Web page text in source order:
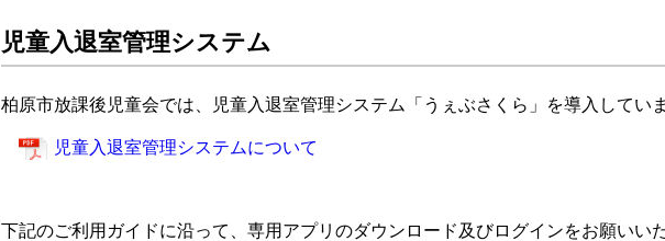
児童入退室管理システム
柏原市放課後児童会では、児童入退室管理システム「うぇぶさくら」を導入していま
児童入退室管理システムについて
下記のご利用ガイドに沿って、専用アプリのダウンロード及びログインをお願いい